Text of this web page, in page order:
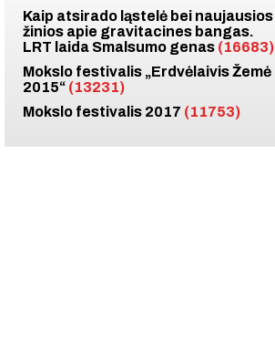
Kaip atsirado ląstelė bei naujausios
žinios apie gravitacines bangas.
LRT laida Smalsumo genas (16683)
Mokslo festivalis „Erdvėlaivis Žemė
2015“ (13231)
Mokslo festivalis 2017 (11753)